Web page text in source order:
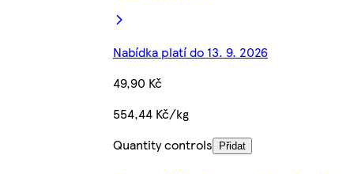
Nabídka platí do 13. 9. 2026
49,90 Kč
554,44 Kč/kg
Quantity controls
Přidat